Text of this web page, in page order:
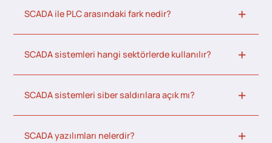
SCADA ile PLC arasındaki fark nedir?
SCADA sistemleri hangi sektörlerde kullanılır?
SCADA sistemleri siber saldırılara açık mı?
SCADA yazılımları nelerdir?